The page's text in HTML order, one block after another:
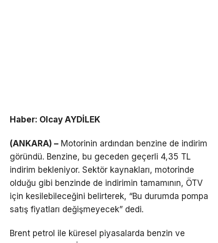
Haber: Olcay AYDİLEK
(ANKARA) – Motorinin ardından benzine de indirim
göründü. Benzine, bu geceden geçerli 4,35 TL
indirim bekleniyor. Sektör kaynakları, motorinde
olduğu gibi benzinde de indirimin tamamının, ÖTV
için kesilebileceğini belirterek, “Bu durumda pompa
satış fiyatları değişmeyecek” dedi.
Brent petrol ile küresel piyasalarda benzin ve